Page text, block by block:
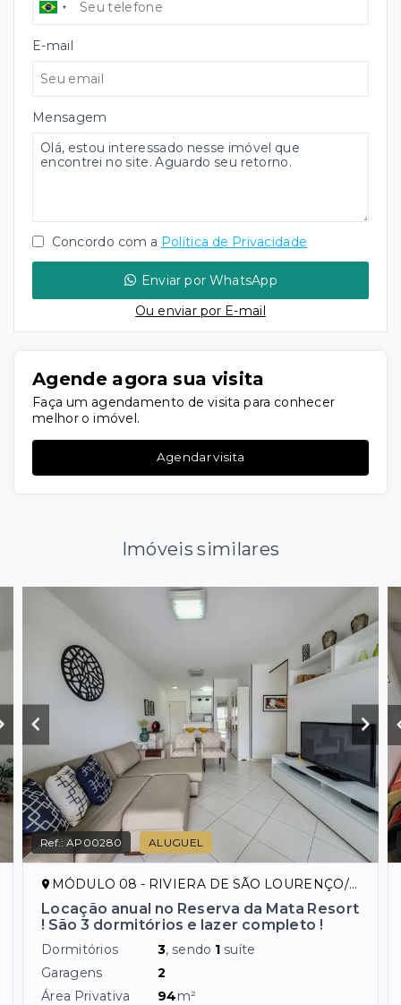
E-mail
Mensagem
Concordo com a Política de Privacidade
Enviar por WhatsApp
Ou enviar por E-mail
Agende agora sua visita
Faça um agendamento de visita para conhecer
melhor o imóvel.
Agendar visita
Imóveis similares
Ref.:AP00280 ALUGUEL
MÓDULO 08 - RIVIERA DE SÃO LOURENÇO/SP
Locação anual no Reserva da Mata Resort
! São 3 dormitórios e lazer completo !
Dormitórios 3, sendo 1 suíte
Garagens
2
Área Privativa
94m²